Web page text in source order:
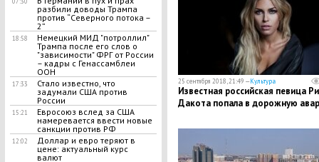
разбили доводы Трампа
против “Северного потока –
2”
18:58
Немецкий МИД "потроллил"
Трампа после его слов о
"зависимости" ФРГ от России
– кадры с Генассамблеи
ООН
17:33
Стало известно, что
задумали США против
России
15:21
Евросоюз вслед за США
намеревается ввести новые
санкции против РФ
12:02
​Доллар и евро теряют в
цене: актуальный курс
валют
25 сентября 2018, 21:49 —Культура
Известная российская певица
Дакота попала в дорожную